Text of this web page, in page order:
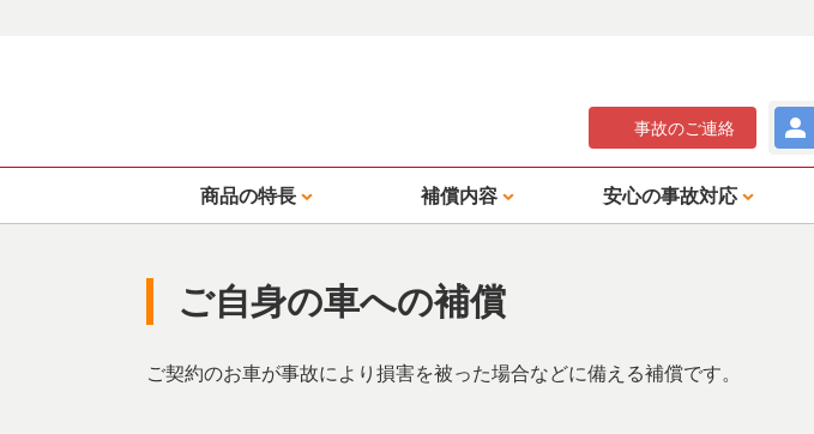
事故のご連絡
商品の特長 補償内容 安心の事故対応
ご自身の車への補償
ご契約のお車が事故により損害を被った場合などに備える補償です。